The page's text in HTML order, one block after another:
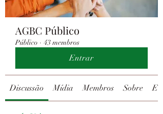
AGBC Público
Público · 43 membros
Entrar
Discussão Mídia Membros Sobre